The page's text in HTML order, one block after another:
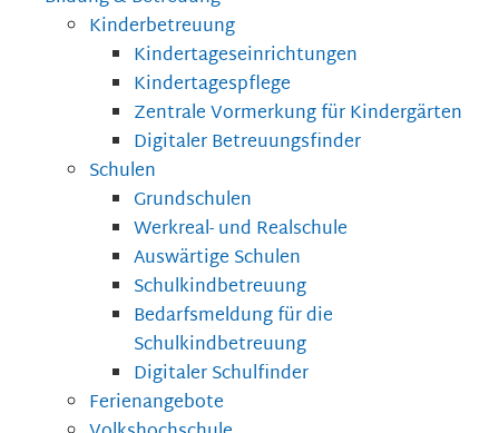
Kinderbetreuung
Kindertageseinrichtungen
Kindertagespflege
Zentrale Vormerkung für Kindergärten
Digitaler Betreuungsfinder
Schulen
Grundschulen
Werkreal- und Realschule
Auswärtige Schulen
Schulkindbetreuung
Bedarfsmeldung für die
Schulkindbetreuung
Digitaler Schulfinder
Ferienangebote